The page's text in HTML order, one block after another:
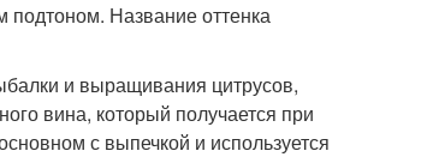
подтоном. Название оттенка
и выращивания цитрусов,
вина, который получается при
с выпечкой и используется